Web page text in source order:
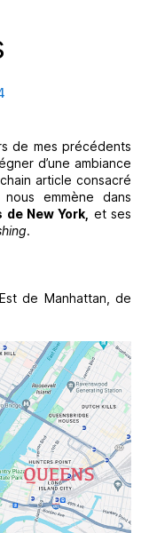
de mes précédents
d’une ambiance
article consacré
emmène dans
de New York, et ses
.
de Manhattan, de